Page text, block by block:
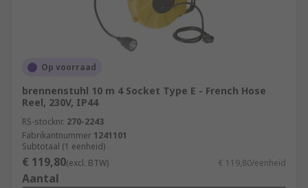
Op voorraad
brennenstuhl 10 m 4 Socket Type E - French Hose
Reel, 230V, IP44
RS-stocknr. 270-2243
Fabrikantnummer 1241101
Subtotaal (1 eenheid)
€ 119,80(excl. BTW) € 119,80/eenheid
Aantal